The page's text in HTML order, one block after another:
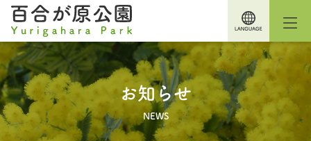
お知らせ
NEWS